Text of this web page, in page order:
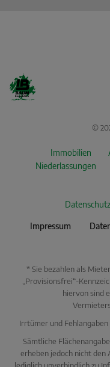
©
Immobilien
Niederlassungen
Impressum
* Sie bezahlen als
„Provisionsfrei“-
hiervon sind
Irrtümer und
Sämtliche
erheben jedoch nicht
lediglich unverbindlich zu